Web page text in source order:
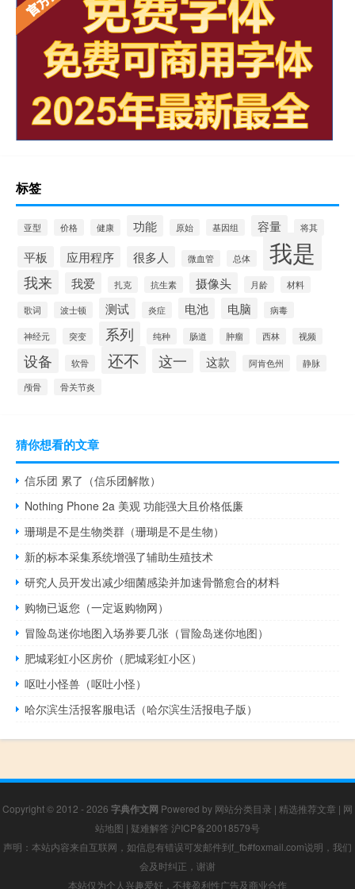
标签
亚型 价格 健康 功能 原始 基因组 容量 将其
平板 应用程序 很多人 微血管 总体 我是
我来 我爱 扎克 抗生素 摄像头 月龄 材料
歌词 波士顿 测试 炎症 电池 电脑 病毒
神经元 突变 系列 纯种 肠道 肿瘤 西林 视频
设备 软骨 还不 这一 这款 阿肯色州
静脉
颅骨
骨关节炎
猜你想看的文章
信乐团 累了（信乐团解散）
Nothing Phone 2a 美观 功能强大且价格低廉
珊瑚是不是生物类群（珊瑚是不是生物）
新的标本采集系统增强了辅助生殖技术
研究人员开发出减少细菌感染并加速骨骼愈合的材料
购物已返您（一定返购物网）
冒险岛迷你地图入场券要几张（冒险岛迷你地图）
肥城彩虹小区房价（肥城彩虹小区）
呕吐小怪兽（呕吐小怪）
哈尔滨生活报客服电话（哈尔滨生活报电子版）
Copyright © 2012 - 2026 字典作文网 Powered by 网站分类目录 | 精选推荐文章 | 网
站地图 | 疑难解答 沪ICP备20018579号
声明：本站内容来自互联网，如信息有错误可发邮件到f_fb#foxmail.com说明，我们
会及时纠正，谢谢
本站仅为个人兴趣爱好，不接盈利性广告及商业合作